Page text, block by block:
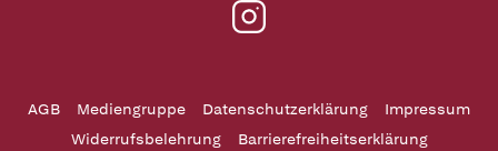
AGB Mediengruppe Datenschutzerklärung
Impressum
Widerrufsbelehrung
Barrierefreiheitserklärung